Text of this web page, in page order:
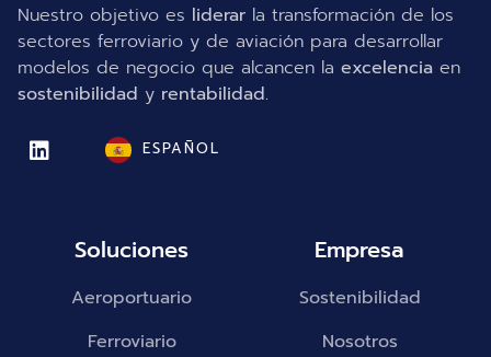
Nuestro objetivo es liderar la transformación de los
sectores ferroviario y de aviación para desarrollar
modelos de negocio que alcancen la excelencia en
sostenibilidad y rentabilidad.
ESPAÑOL
Soluciones
Aeroportuario
Ferroviario
Empresa
Sostenibilidad
Nosotros